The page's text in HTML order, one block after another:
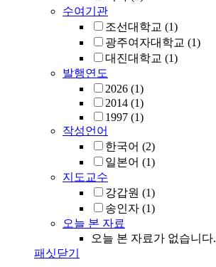
수여기관
조선대학교 (1)
광주여자대학교 (1)
대진대학교 (1)
발행연도
2026 (1)
2014 (1)
1997 (1)
작성언어
한국어 (2)
일본어 (1)
지도교수
강갑원 (1)
송인자 (1)
오늘 본 자료
오늘 본 자료가 없습니다.
패싯닫기